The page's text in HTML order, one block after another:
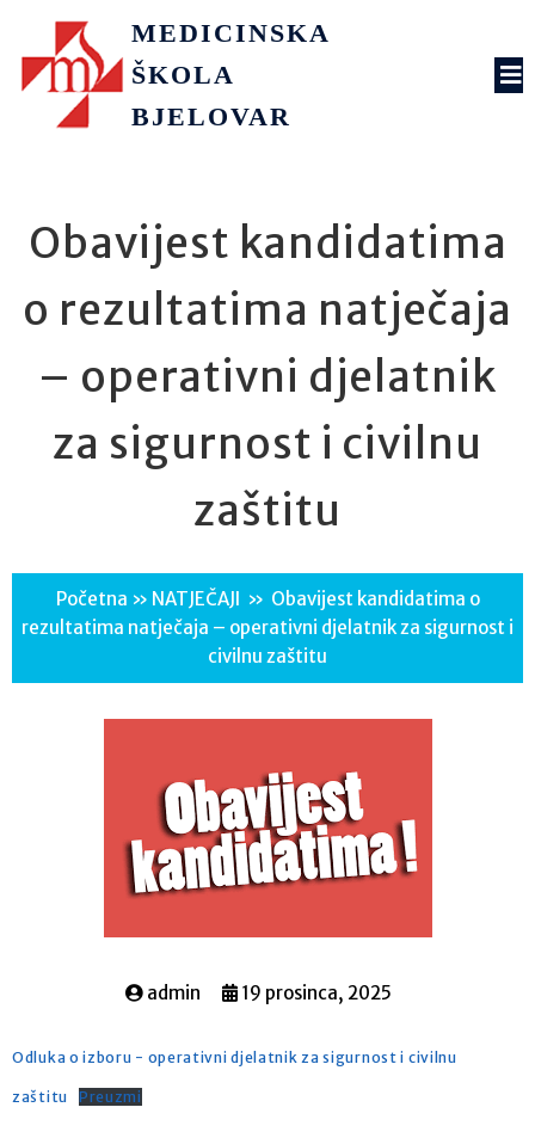
MEDICINSKA
ŠKOLA
BJELOVAR
Obavijest kandidatima
o rezultatima natječaja
– operativni djelatnik
za sigurnost i civilnu
zaštitu
Početna » NATJEČAJI » Obavijest kandidatima o
rezultatima natječaja – operativni djelatnik za sigurnost i
civilnu zaštitu
admin 19 prosinca, 2025
Odluka o izboru - operativni djelatnik za sigurnost i civilnu
zaštitu Preuzmi